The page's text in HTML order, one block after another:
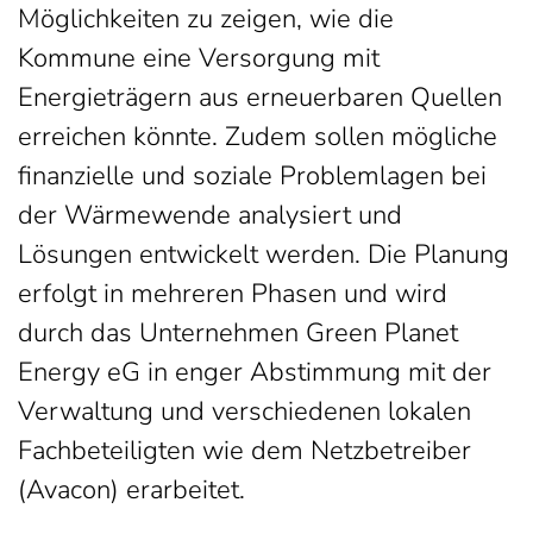
Möglichkeiten zu zeigen, wie die
Kommune eine Versorgung mit
Energieträgern aus erneuerbaren Quellen
erreichen könnte. Zudem sollen mögliche
finanzielle und soziale Problemlagen bei
der Wärmewende analysiert und
Lösungen entwickelt werden. Die Planung
erfolgt in mehreren Phasen und wird
durch das Unternehmen Green Planet
Energy eG in enger Abstimmung mit der
Verwaltung und verschiedenen lokalen
Fachbeteiligten wie dem Netzbetreiber
(Avacon) erarbeitet.